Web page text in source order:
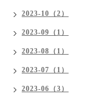
2023-10（2）
2023-09（1）
2023-08（1）
2023-07（1）
2023-06（3）